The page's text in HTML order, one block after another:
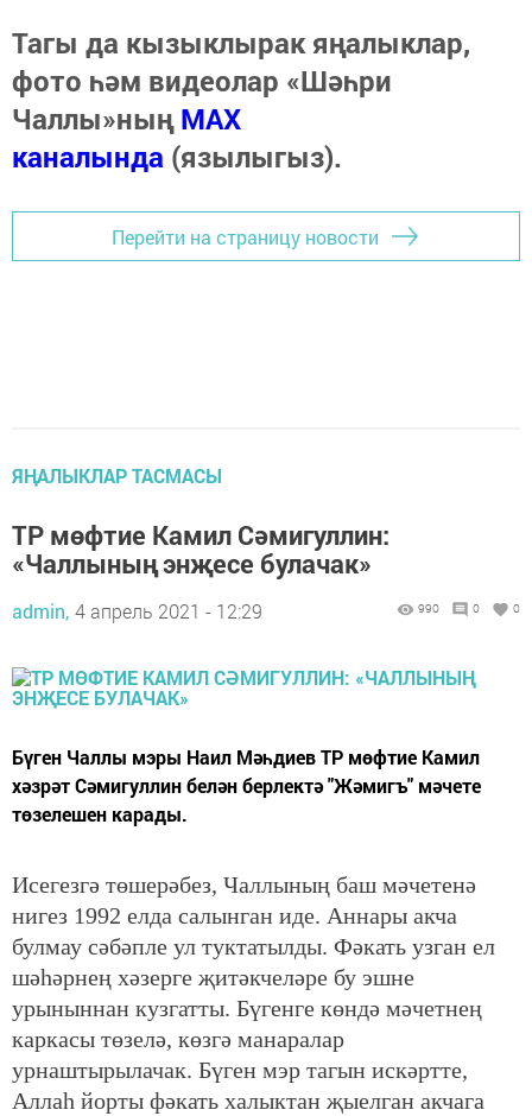
Тагы да кызыклырак яңалыклар,
фото һәм видеолар «Шәһри
Чаллы»ныңMAX
каналында (язылыгыз).
Перейти на страницу новости
ЯҢАЛЫКЛАР ТАСМАСЫ
ТР мөфтие Камил Сәмигуллин:
«Чаллының энҗесе булачак»
admin, 4 апрель 2021 - 12:29 990 0 0
Бүген Чаллы мэры Наил Мәһдиев ТР мөфтие Камил
хәзрәт Сәмигуллин белән берлектә "Жәмигъ" мәчете
төзелешен карады.
Исегезгә төшерәбез, Чаллының баш мәчетенә
нигез 1992 елда салынган иде. Аннары акча
булмау сәбәпле ул туктатылды. Фәкать узган ел
шәһәрнең хәзерге җитәкчеләре бу эшне
урыныннан кузгатты. Бүгенге көндә мәчетнең
каркасы төзелә, көзгә манаралар
урнаштырылачак. Бүген мэр тагын искәртте,
Аллаһ йорты фәкать халыктан җыелган акчага